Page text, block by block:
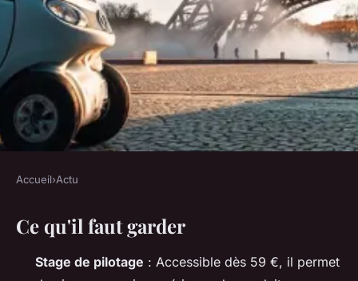
Offrez-vous une expérience
de conduite exaltante à Paris à
Accueil›Actu
Ce qu'il faut garder
Stage de pilotage : Accessible dès 59 €, il permet